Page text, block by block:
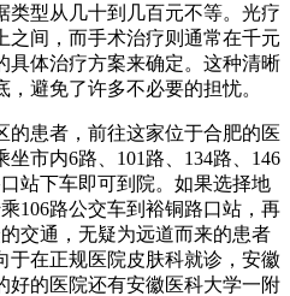
类型从几十到几百元不等。光疗
之间，而手术治疗则通常在千元
具体治疗方案来确定。这种清晰
避免了许多不必要的担忧。
的患者，前往这家位于合肥的医
市内6路、101路、134路、146
站下车即可到院。如果选择地
106路公交车到裕铜路口站，再
交通，无疑为远道而来的患者
于在正规医院皮肤科就诊，安徽
好的医院还有安徽医科大学一附